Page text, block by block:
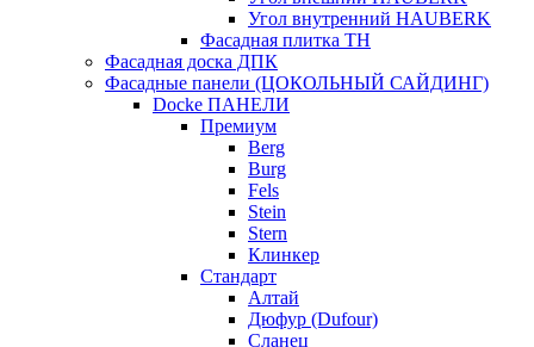
Угол внутренний HAUBERK
Фасадная плитка ТН
Фасадная доска ДПК
Фасадные панели (ЦОКОЛЬНЫЙ САЙДИНГ)
Docke ПАНЕЛИ
Премиум
Berg
Burg
Fels
Stein
Stern
Клинкер
Стандарт
Алтай
Дюфур (Dufour)
Сланец